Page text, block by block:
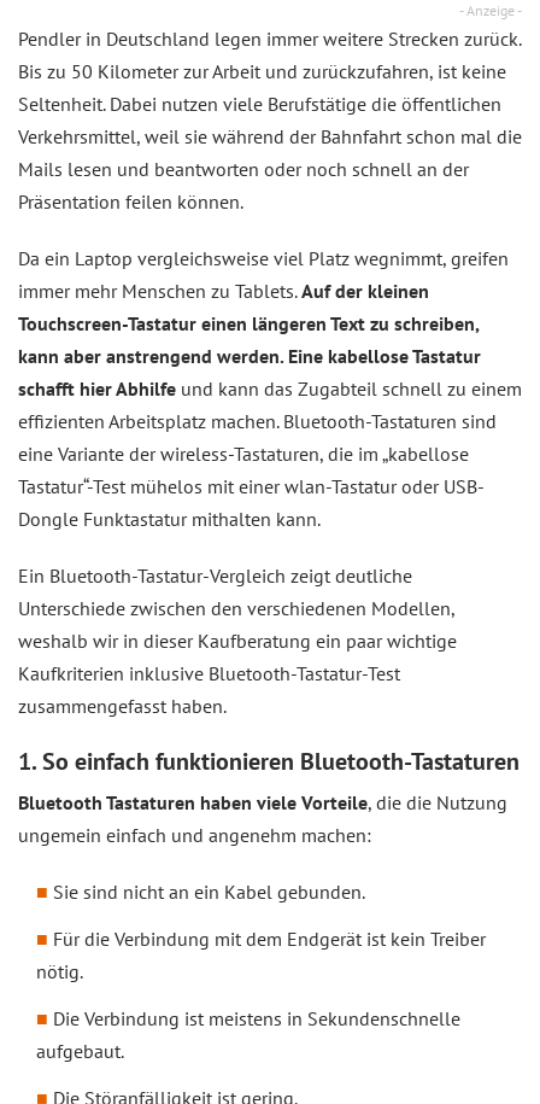
- Anzeige -
Pendler in Deutschland legen immer weitere Strecken zurück.
Bis zu 50 Kilometer zur Arbeit und zurückzufahren, ist keine
Seltenheit. Dabei nutzen viele Berufstätige die öffentlichen
Verkehrsmittel, weil sie während der Bahnfahrt schon mal die
Mails lesen und beantworten oder noch schnell an der
Präsentation feilen können.
Da ein Laptop vergleichsweise viel Platz wegnimmt, greifen
immer mehr Menschen zu Tablets.Auf der kleinen
Touchscreen-Tastatur einen längeren Text zu schreiben,
kann aber anstrengend werden. Eine kabellose Tastatur
schafft hier Abhilfe und kann das Zugabteil schnell zu einem
effizienten Arbeitsplatz machen. Bluetooth-Tastaturen sind
eine Variante der wireless-Tastaturen, die im „kabellose
Tastatur“-Test mühelos mit einer wlan-Tastatur oder USB-
Dongle Funktastatur mithalten kann.
Ein Bluetooth-Tastatur-Vergleich zeigt deutliche
Unterschiede zwischen den verschiedenen Modellen,
weshalb wir in dieser Kaufberatung ein paar wichtige
Kaufkriterien inklusive Bluetooth-Tastatur-Test
zusammengefasst haben.
1. So einfach funktionieren Bluetooth-Tastaturen
Bluetooth Tastaturen haben viele Vorteile, die die Nutzung
ungemein einfach und angenehm machen:
Sie sind nicht an ein Kabel gebunden.
Für die Verbindung mit dem Endgerät ist kein Treiber
nötig.
Die Verbindung ist meistens in Sekundenschnelle
aufgebaut.
Die Störanfälligkeit ist gering.